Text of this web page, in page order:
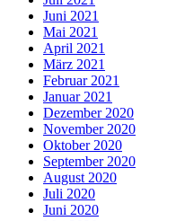
Juni 2021
Mai 2021
April 2021
März 2021
Februar 2021
Januar 2021
Dezember 2020
November 2020
Oktober 2020
September 2020
August 2020
Juli 2020
Juni 2020